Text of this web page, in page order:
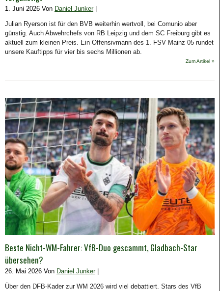
1. Juni 2026 Von Daniel Junker|
Julian Ryerson ist für den BVB weiterhin wertvoll, bei Comunio aber
günstig. Auch Abwehrchefs von RB Leipzig und dem SC Freiburg gibt es
aktuell zum kleinen Preis. Ein Offensivmann des 1. FSV Mainz 05 rundet
unsere Kauftipps für vier bis sechs Millionen ab.
Zum Artikel »
Beste Nicht-WM-Fahrer: VfB-Duo gescammt, Gladbach-Star
übersehen?
26. Mai 2026 Von Daniel Junker|
Über den DFB-Kader zur WM 2026 wird viel debattiert. Stars des VfB